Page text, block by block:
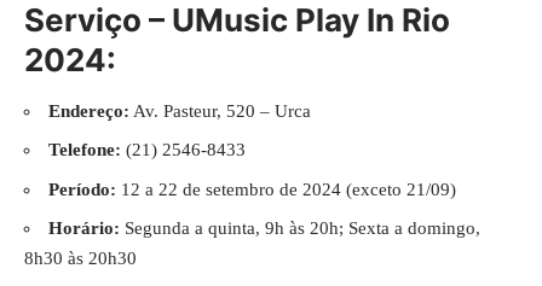
Serviço – UMusic Play In Rio
2024:
Endereço: Av. Pasteur, 520 – Urca
Telefone: (21) 2546-8433
Período: 12 a 22 de setembro de 2024 (exceto 21/09)
Horário: Segunda a quinta, 9h às 20h; Sexta a domingo,
8h30 às 20h30